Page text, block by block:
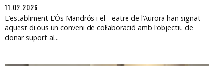
11.02.2026
L’establiment L’Ós Mandrós i el Teatre de l’Aurora han signat
aquest dijous un conveni de col·laboració amb l’objectiu de
donar suport al...